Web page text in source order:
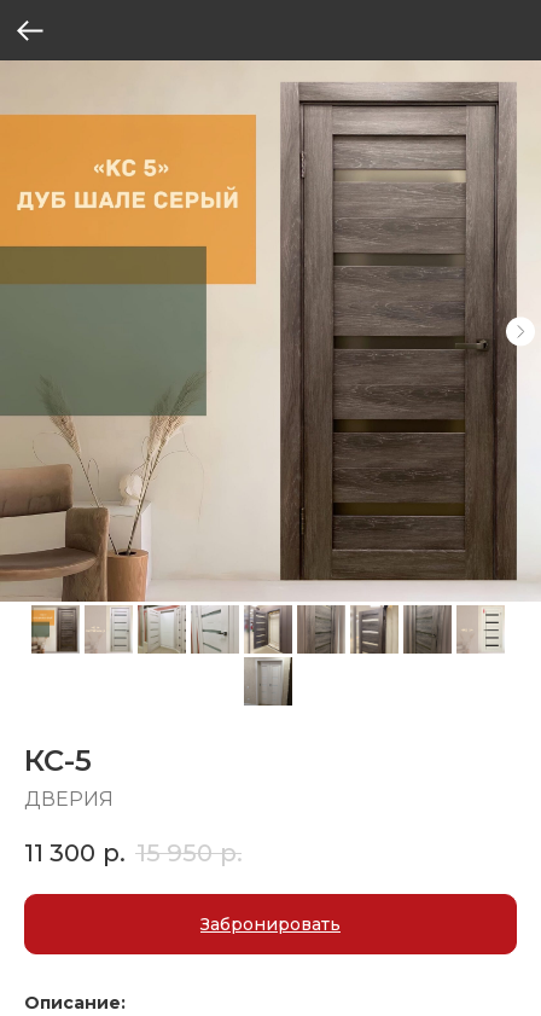
КС-5
ДВЕРИЯ
11 300 р. 15 950 р.
Забронировать
Описание: